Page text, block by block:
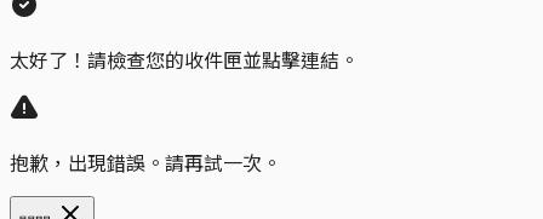
太好了！請檢查您的收件匣並點擊連結。
抱歉，出現錯誤。請再試一次。